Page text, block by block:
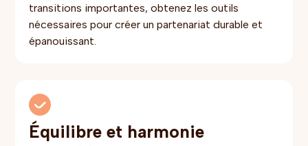
transitions importantes, obtenez les outils
nécessaires pour créer un partenariat durable et
épanouissant.
Équilibre et harmonie